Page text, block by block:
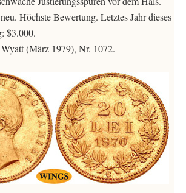
Höchste Bewertung. Letztes Jahr dieses
$3.000.
(März 1979), Nr. 1072.